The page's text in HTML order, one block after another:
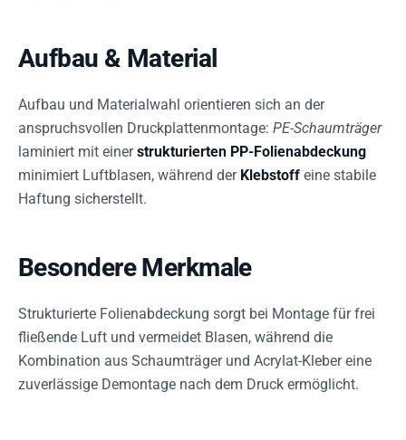
Aufbau & Material
Aufbau und Materialwahl orientieren sich an der
anspruchsvollen Druckplattenmontage: PE-Schaumträger
laminiert mit einerstrukturierten PP-Folienabdeckung
minimiert Luftblasen, während der Klebstoff eine stabile
Haftung sicherstellt.
Besondere Merkmale
Strukturierte Folienabdeckung sorgt bei Montage für frei
fließende Luft und vermeidet Blasen, während die
Kombination aus Schaumträger und Acrylat-Kleber eine
zuverlässige Demontage nach dem Druck ermöglicht.